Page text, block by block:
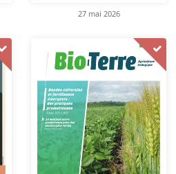
27 mai 2026